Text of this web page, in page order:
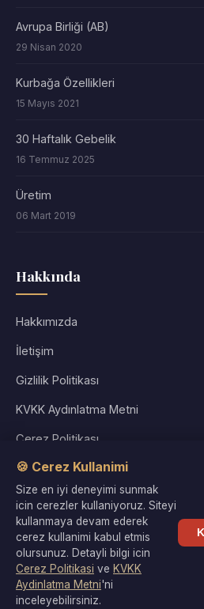
Avrupa Birliği (AB)
29 Nisan 2020
Kurbağa Özellikleri
15 Mayıs 2021
30 Haftalık Gebelik
16 Temmuz 2025
Üretim
06 Mart 2019
Hakkında
Hakkımızda
İletişim
Gizlilik Politikası
KVKK Aydınlatma Metni
Çerez Politikası
Kullanım Koşulları
Site Haritası
© 2026 Kültür Denizi. Tüm hakları
🍪 Cerez Kullanimi
Size en iyi deneyimi sunmak
icin cerezler kullaniyoruz. Siteyi
kullanmaya devam ederek
cerez kullanimi kabul etmis
olursunuz. Detayli bilgi icin
Cerez Politikasi ve KVKK
Aydinlatma Metni'ni
inceleyebilirsiniz.